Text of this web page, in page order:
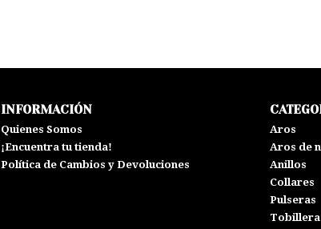
INFORMACIÓN
Quienes Somos
¡Encuentra tu tienda!
Política de Cambios y Devoluciones
Aros
Aros de
Anillos
Collares
Pulseras